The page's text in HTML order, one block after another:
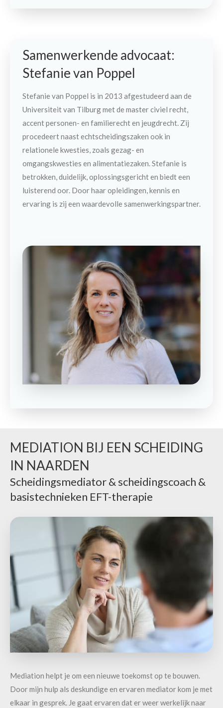
Samenwerkende advocaat:
Stefanie van Poppel
Stefanie van Poppel is in 2013 afgestudeerd aan de
Universiteit van Tilburg met de master civiel recht,
accent personen- en familierecht en jeugdrecht. Zij
procedeert naast echtscheidingszaken ook in
relationele kwesties, zoals gezag- en
omgangskwesties en alimentatiezaken. Stefanie is
betrokken, duidelijk, oplossingsgericht en biedt een
luisterend oor. Door haar opleidingen, kennis en
ervaring is zij een waardevolle samenwerkingspartner.
MEDIATION BIJ EEN SCHEIDING
IN NAARDEN
Scheidingsmediator & scheidingscoach &
basistechnieken EFT-therapie
Mediation helpt je om een nieuwe toekomst op te bouwen.
Door mijn hulp als deskundige en ervaren mediator kom je met
elkaar in gesprek. Je gaat ervaren dat er weer werkelijk naar